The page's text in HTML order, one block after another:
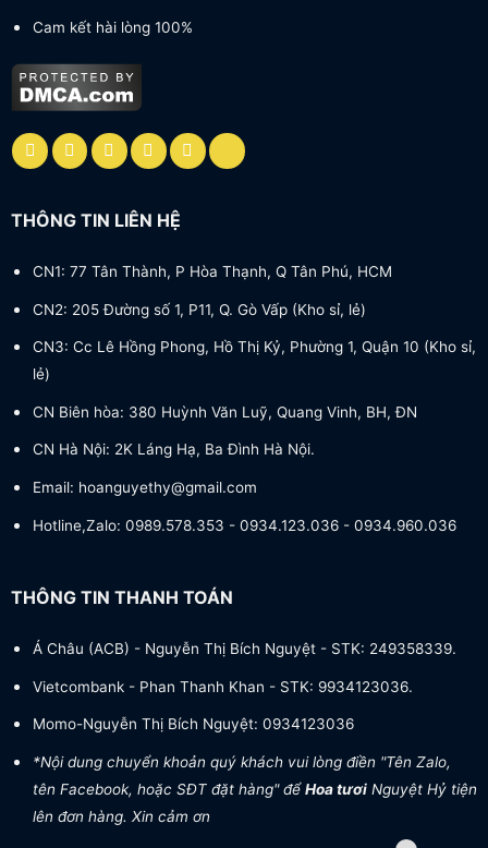
Cam kết hài lòng 100%
THÔNG TIN LIÊN HỆ
CN1: 77 Tân Thành, P Hòa Thạnh, Q Tân Phú, HCM
CN2: 205 Đường số 1, P11, Q. Gò Vấp (Kho sỉ, lẻ)
CN3: Cc Lê Hồng Phong, Hồ Thị Kỷ, Phường 1, Quận 10 (Kho sỉ,
lẻ)
CN Biên hòa: 380 Huỳnh Văn Luỹ, Quang Vinh, BH, ĐN
CN Hà Nội: 2K Láng Hạ, Ba Đình Hà Nội.
Email: hoanguyethy@gmail.com
Hotline,Zalo: 0989.578.353 - 0934.123.036 - 0934.960.036
THÔNG TIN THANH TOÁN
Á Châu (ACB) - Nguyễn Thị Bích Nguyệt - STK: 249358339.
Vietcombank - Phan Thanh Khan - STK: 9934123036.
Momo-Nguyễn Thị Bích Nguyệt: 0934123036
*Nội dung chuyển khoản quý khách vui lòng điền "Tên Zalo,
tên Facebook, hoặc SĐT đặt hàng" đểHoa tươiNguyệt Hỷ tiện
lên đơn hàng. Xin cảm ơn